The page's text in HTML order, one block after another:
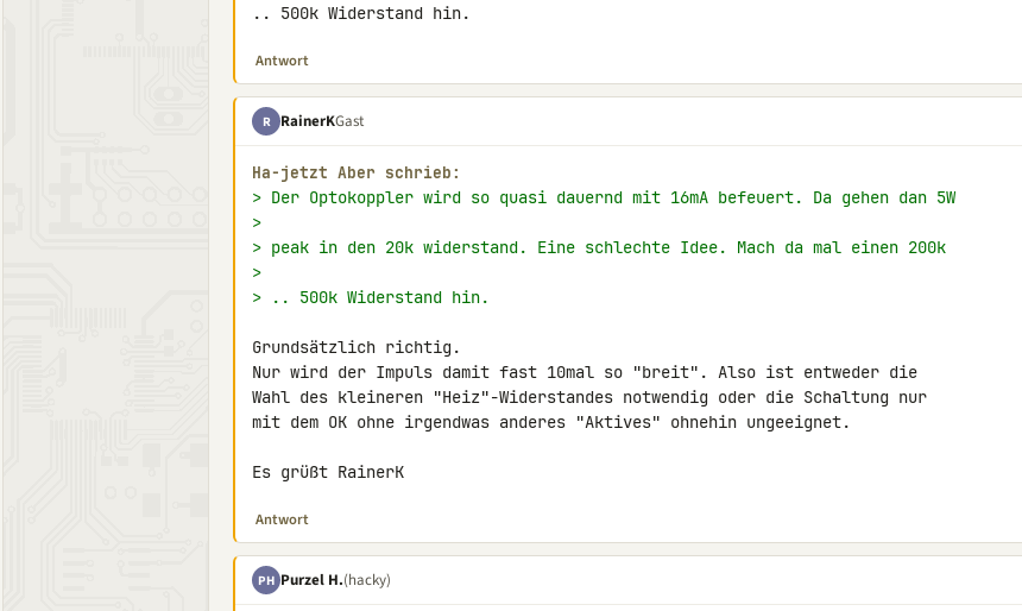
.. 500k Widerstand hin.
Antwort
R RainerKGast
Ha-jetzt Aber schrieb:
> Der Optokoppler wird so quasi dauernd mit 16mA befeuert. Da gehen dan 5W
>
> peak in den 20k widerstand. Eine schlechte Idee. Mach da mal einen 200k
>
> .. 500k Widerstand hin.
Grundsätzlich richtig.
Nur wird der Impuls damit fast 10mal so "breit". Also ist entweder die
Wahl des kleineren "Heiz"-Widerstandes notwendig oder die Schaltung nur
mit dem OK ohne irgendwas anderes "Aktives" ohnehin ungeeignet.
Es grüßt RainerK
Antwort
PH Purzel H.(hacky)